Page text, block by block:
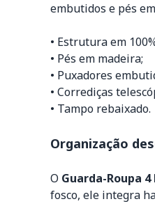
embutidos e pés
• Estrutura em
• Pés em madeira;
• Puxadores
• Corrediças
• Tampo rebaixado.
Organização
O Guarda-Roupa
fosco, ele integra